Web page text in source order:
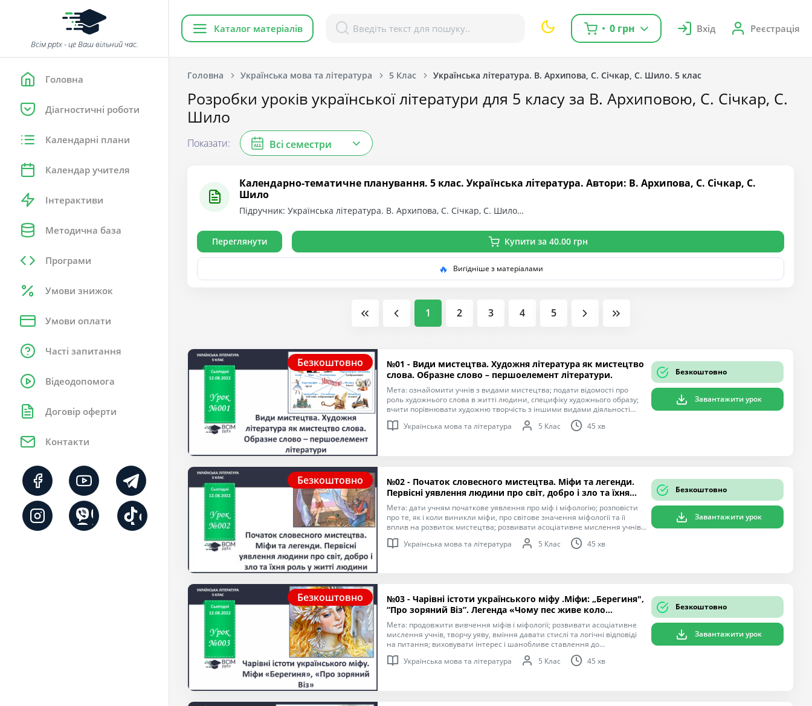
Всім pptx - це Ваш вільний час.
Головна
Діагностичні роботи
Календарні плани
Календар учителя
Інтерактиви
Методична база
Програми
Умови знижок
Умови оплати
Часті запитання
Відеодопомога
Договір оферти
Контакти
Каталог матеріалів 0 грн Вхід Реєстрація
Головна Українська мова та література 5 Клас Українська література. В. Архипова, С. Січкар, С. Шило. 5 клас
Розробки уроків української літератури для 5 класу за В. Архиповою, С. Січкар, С.
Шило
Показати: ALL Всі семестри
Календарно-тематичне планування. 5 клас. Українська література. Автори: В. Архипова, С. Січкар, С.
Шило
Підручник: Українська література. В. Архипова, С. Січкар, С. Шило…
Переглянути Купити за 40.00 грн
🔥 Вигідніше з матеріалами
1 2 3 4 5
Безкоштовно
№01 - Види мистецтва. Художня література як мистецтво
слова. Образне слово – першоелемент літератури.
Мета: ознайомити учнів з видами мистецтва; подати відомості про
роль художнього слова в житті людини, специфіку художнього образу;
вчити порівнювати художню творчість з іншими видами діяльності
людини; застосовувати набуті знання для аналізу творів української та
зарубіжної літератур; зіставляти специфіку розкриття теми в різних
Українська мова та література 5 Клас 45 хв
Безкоштовно
Завантажити урок
Безкоштовно
№02 - Початок словесного мистецтва. Міфи та легенди.
Первісні уявлення людини про світ, добро і зло та їхня
роль у житті людини
Мета: дати учням початкове уявлення про міф і міфологію; розповісти
про те, як і коли виникли міфи, про світове значення міфології та її
вплив на розвиток мистецтва; розвивати асоціативне мислення учнів,
творчу уяву, вміння давати стислі та логічні відповіді на питання;
виховувати інтерес і шанобливе ставлення до світоглядних уявлень
Українська мова та література 5 Клас 45 хв
Безкоштовно
Завантажити урок
Безкоштовно
№03 - Чарівні істоти українського міфу .Міфи: „Берегиня",
“Про зоряний Віз”. Легенда «Чому пес живе коло
людини?»
Мета: продовжити вивчення міфів і міфології; розвивати асоціативне
мислення учнів, творчу уяву, вміння давати стислі та логічні відповіді
на питання; виховувати інтерес і шанобливе ставлення до
світоглядних уявлень наших предків.
Українська мова та література 5 Клас 45 хв
Безкоштовно
Завантажити урок